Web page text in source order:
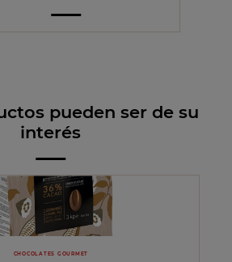
pueden ser de su
interés
CHOCOLATES GOURMET